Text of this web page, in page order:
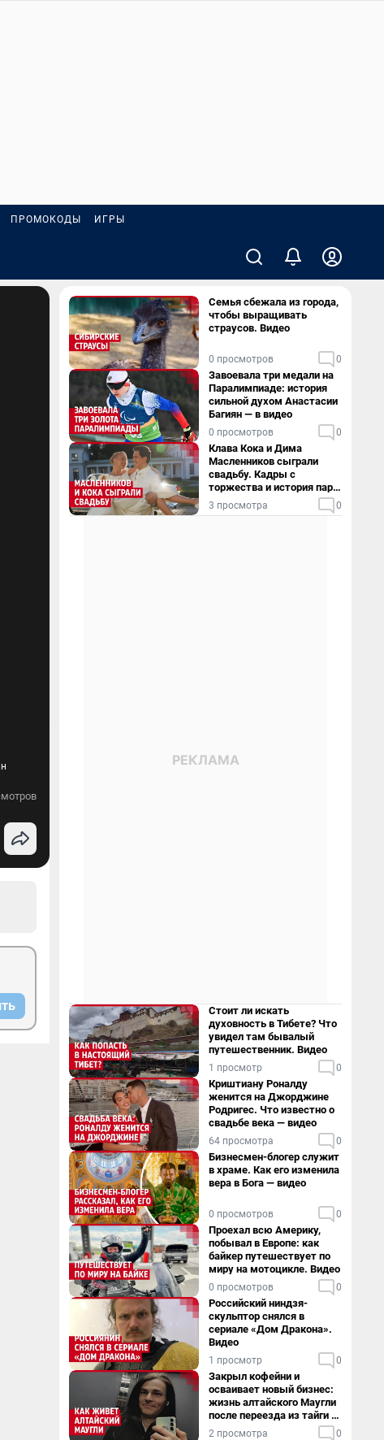
ПРОМОКОДЫ ИГРЫ
Семья сбежала из города,
чтобы выращивать
страусов. Видео
0 просмотров 0
Завоевала три медали на
Паралимпиаде: история
сильной духом Анастасии
Багиян — в видео
0 просмотров 0
Клава Кока и Дима
Масленников сыграли
свадьбу. Кадры с
торжества и история пары
— в видео
3 просмотра 0
Стоит ли искать
духовность в Тибете? Что
увидел там бывалый
путешественник. Видео
1 просмотр 0
Криштиану Роналду
женится на Джорджине
Родригес. Что известно о
свадьбе века — видео
64 просмотра 0
Бизнесмен-блогер служит
в храме. Как его изменила
вера в Бога — видео
0 просмотров 0
Проехал всю Америку,
побывал в Европе: как
байкер путешествует по
миру на мотоцикле. Видео
0 просмотров 0
Российский ниндзя-
скульптор снялся в
сериале «Дом Дракона».
Видео
1 просмотр 0
Закрыл кофейни и
осваивает новый бизнес:
жизнь алтайского Маугли
после переезда из тайги в
столицу
2 просмотра 0